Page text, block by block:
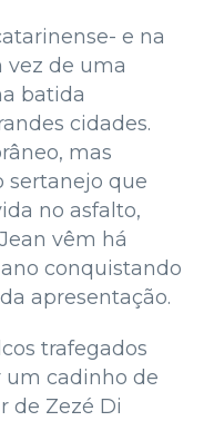
e na
de uma
batida
cidades.
mas
sertanejo que
no asfalto,
vêm há
conquistando
apresentação.
trafegados
um cadinho de
de Zezé Di